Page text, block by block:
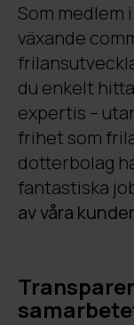
Som medlem
växande
du enkelt
expertis –
frihet som
dotterbolag
fantastiska
av våra